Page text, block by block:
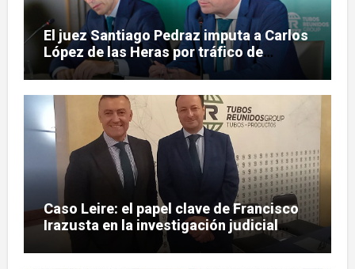
El juez Santiago Pedraz imputa a Carlos
López de las Heras por tráfico de
influencias en el caso Leire
Caso Leire: el papel clave de Francisco
Irazusta en la investigación judicial
sobre Tubos Reunidos